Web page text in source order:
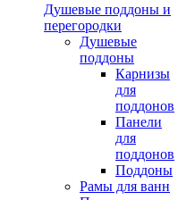
Душевые поддоны и
перегородки
Душевые
поддоны
Карнизы
для
поддонов
Панели
для
поддонов
Поддоны
Рамы для ванн